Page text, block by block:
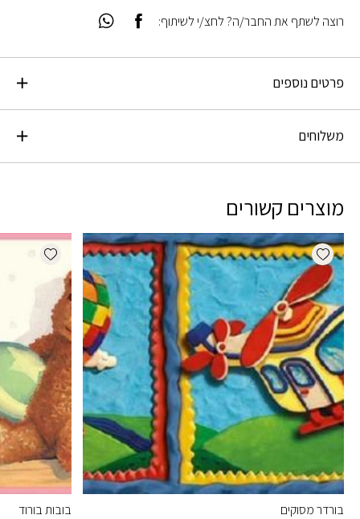
פרטים נוספים
משלוחים
רוצה לשתף את החבר/ה? לחצ/י לשיתוף:
מוצרים קשורים
Add wishlist
בורדר מסוקים
wishlist
בובות בורוד